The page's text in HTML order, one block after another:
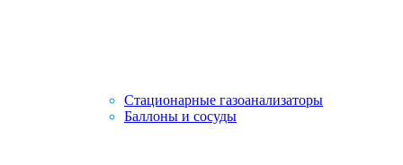
Стационарные газоанализаторы
Баллоны и сосуды